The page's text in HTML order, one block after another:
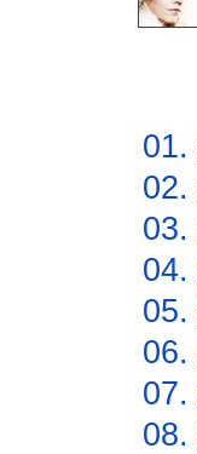
01.
02.
03.
04.
05.
06.
07.
08.